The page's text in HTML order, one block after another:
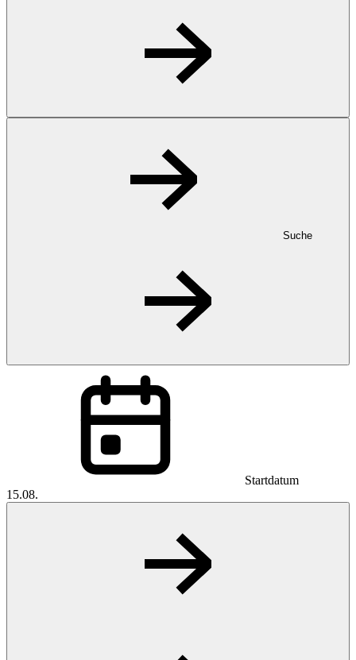
Suche
Startdatum
15.08.